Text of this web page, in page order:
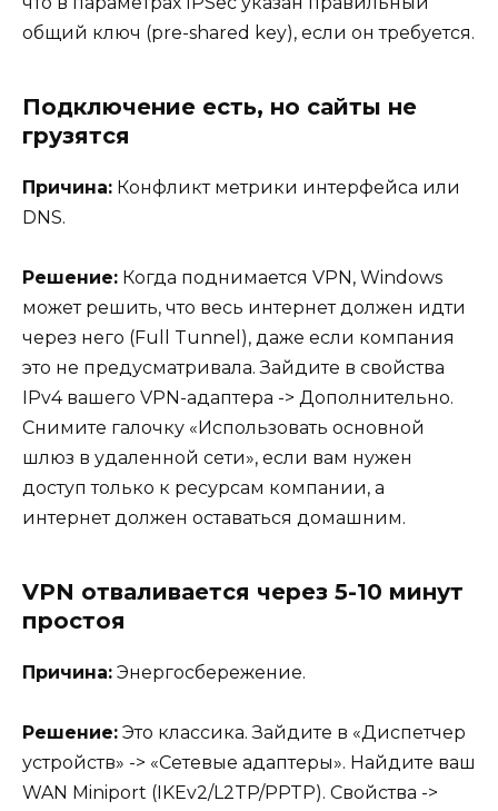
общий ключ (pre-shared key), если он требуется.
Подключение есть, но сайты не
грузятся
Причина: Конфликт метрики интерфейса или
DNS.
Решение: Когда поднимается VPN, Windows
может решить, что весь интернет должен идти
через него (Full Tunnel), даже если компания
это не предусматривала. Зайдите в свойства
IPv4 вашего VPN-адаптера -> Дополнительно.
Снимите галочку «Использовать основной
шлюз в удаленной сети», если вам нужен
доступ только к ресурсам компании, а
интернет должен оставаться домашним.
VPN отваливается через 5-10 минут
простоя
Причина: Энергосбережение.
Решение: Это классика. Зайдите в «Диспетчер
устройств» -> «Сетевые адаптеры». Найдите ваш
WAN Miniport (IKEv2/L2TP/PPTP). Свойства ->